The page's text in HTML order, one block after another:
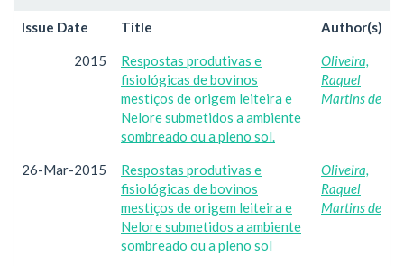
Issue Date Title Author(s)
2015
Respostas produtivas e
fisiológicas de bovinos
mestiços de origem leiteira e
Nelore submetidos a ambiente
sombreado ou a pleno sol.
Oliveira,
Raquel
Martins de
26-Mar-2015
Respostas produtivas e
fisiológicas de bovinos
mestiços de origem leiteira e
Nelore submetidos a ambiente
sombreado ou a pleno sol
Oliveira,
Raquel
Martins de